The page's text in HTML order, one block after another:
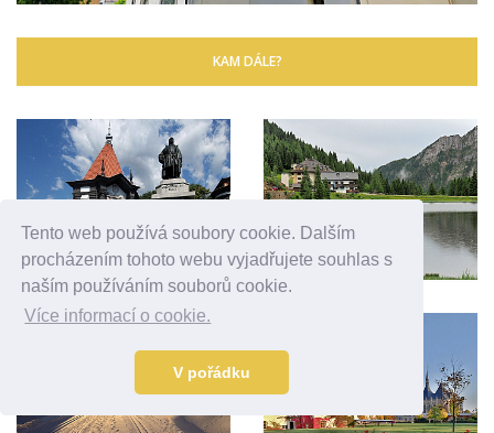
Tento web používá soubory cookie. Dalším
procházením tohoto webu vyjadřujete souhlas s
naším používáním souborů cookie.
Více informací o cookie.
V pořádku
KAM DÁLE?